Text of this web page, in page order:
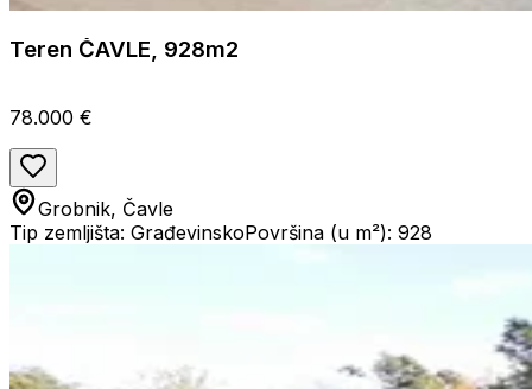
Teren ČAVLE, 928m2
78.000 €
Grobnik, Čavle
Tip zemljišta: GrađevinskoPovršina (u m²): 928